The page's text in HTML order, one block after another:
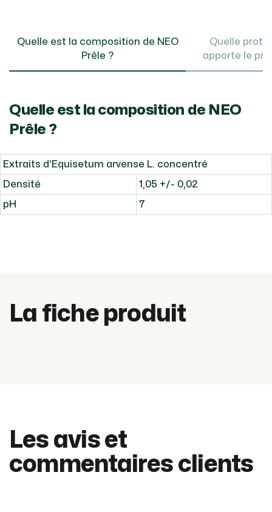
Quelle est la composition de NEO
Prêle ?
Quelle
apporte le
Quelle est la composition de NEO
Prêle ?
Extraits d’Equisetum arvense L. concentré
Densité 1,05 +/- 0,02
pH 7
La fiche produit
Les avis et
commentaires clients